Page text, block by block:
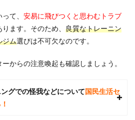
って
安易に飛びつくと思わむトラブ
ります。そのため、 良質なトレーニン
ジム選びは不可欠なのです。
からの注意喚起も確認しましょう。
グでの怪我などについて国民生活セ